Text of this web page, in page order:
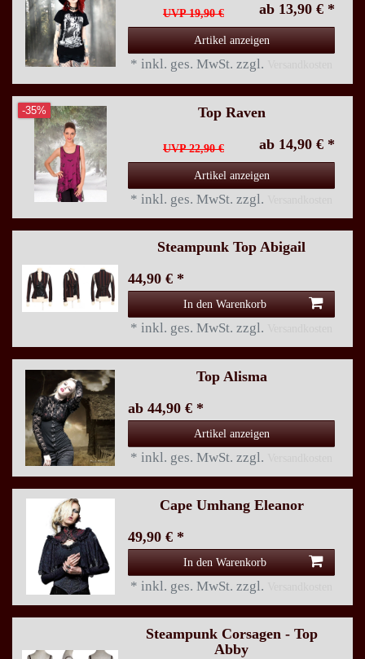
UVP 19,90 € ab 13,90 € *
Artikel anzeigen
* inkl. ges. MwSt. zzgl.
-35% Top Raven
UVP 22,90 € ab 14,90 € *
Artikel anzeigen
* inkl. ges. MwSt. zzgl.
Steampunk Top Abigail
44,90 € *
In den Warenkorb
* inkl. ges. MwSt. zzgl.
Top Alisma
ab 44,90 € *
Artikel anzeigen
* inkl. ges. MwSt. zzgl.
Cape Umhang Eleanor
49,90 € *
In den Warenkorb
* inkl. ges. MwSt. zzgl.
Steampunk Corsagen - Top
Abby